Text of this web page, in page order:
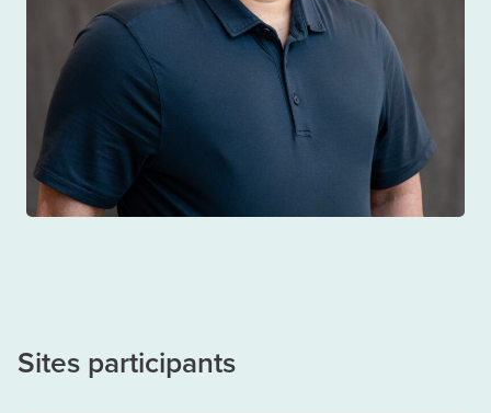
Alexander Wong
TRAITEMENT ET GESTION
Sites participants